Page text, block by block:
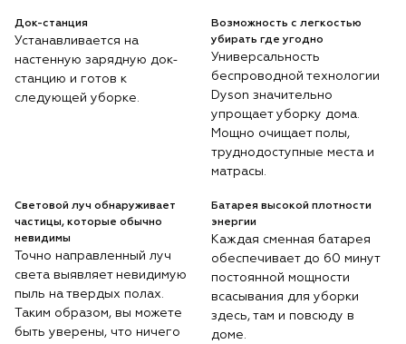
Док-станция
Устанавливается на
настенную зарядную док-
станцию ​​и готов к
следующей уборке.
Возможность с легкостью
убирать где угодно
Универсальность
беспроводной технологии
Dyson значительно
упрощает уборку дома.
Мощно очищает полы,
труднодоступные места и
матрасы.
Световой луч обнаруживает
частицы, которые обычно
невидимы
Точно направленный луч
света выявляет невидимую
пыль на твердых полах.
Таким образом, вы можете
быть уверены, что ничего
Батарея высокой плотности
энергии
Каждая сменная батарея
обеспечивает до 60 минут
постоянной мощности
всасывания для уборки
здесь, там и повсюду в
доме.